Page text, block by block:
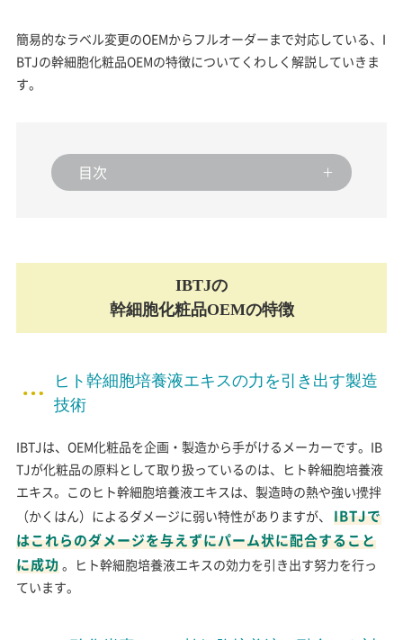
簡易的なラベル変更のOEMからフルオーダーまで対応している、I
BTJの幹細胞化粧品OEMの特徴についてくわしく解説していきま
す。
目次
IBTJの
幹細胞化粧品OEMの特徴
ヒト幹細胞培養液エキスの力を引き出す製造
技術
IBTJは、OEM化粧品を企画・製造から手がけるメーカーです。IB
TJが化粧品の原料として取り扱っているのは、ヒト幹細胞培養液
エキス。このヒト幹細胞培養液エキスは、製造時の熱や強い攪拌
（かくはん）によるダメージに弱い特性がありますが、
IBTJで
はこれらのダメージを与えずにパーム状に配合すること
に成功。ヒト幹細胞培養液エキスの効力を引き出す努力を行っ
ています。